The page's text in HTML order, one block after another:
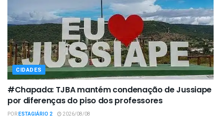
CIDADES
#Chapada: TJBA mantém condenação de Jussiape
por diferenças do piso dos professores
PORESTAGIÁRIO 2 2026/08/08